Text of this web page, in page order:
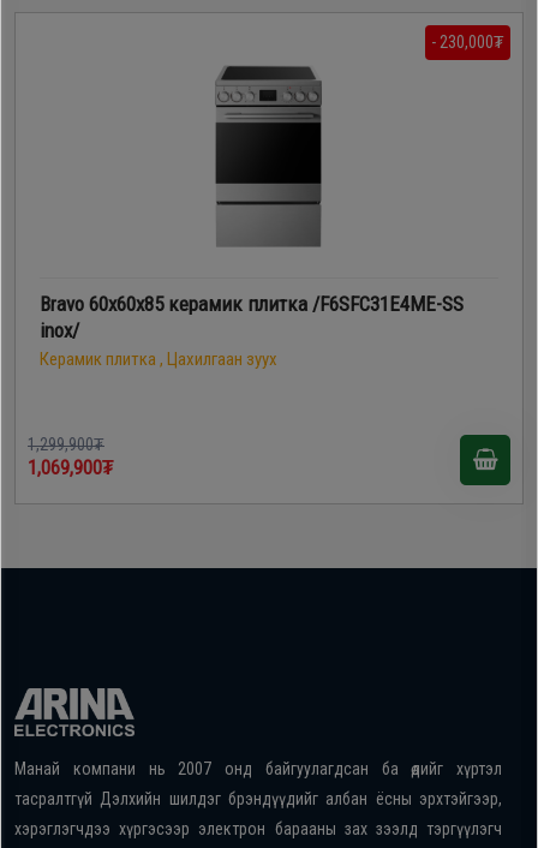
- 230,000₮
Bravo 60х60х85 керамик плитка /F6SFC31E4ME-SS
inox/
Керамик плитка , Цахилгаан зуух
1,299,900₮
1,069,900₮
Манай компани нь 2007 онд байгуулагдсан ба өдийг хүртэл
тасралтгүй Дэлхийн шилдэг брэндүүдийг албан ёсны эрхтэйгээр,
хэрэглэгчдээ хүргэсээр электрон барааны зах зээлд тэргүүлэгч